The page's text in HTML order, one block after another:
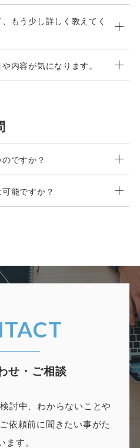
もう少し詳しく教えてく
制作を行う際、１から１
、お客様に安くオウンド
う、「検索機能」「カテ
」「ランキング機能」な
ージを網羅した「オウン
レート」を作成しまし
ることができる...と行っ
ージを追加する場合は、別途
内容が気になります。
て作られたという事を、
ト上ではご提示する事が
ですか？
っていただく外部のデザ
せて頂いています。
能ですか？
ださい。
せ・ご相談
討中、わからないことや
ご依頼前に聞きたい事がた
ます。